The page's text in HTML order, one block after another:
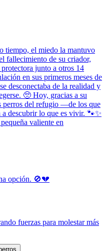
tiempo, el miedo la mantuvo
fallecimiento de su criador,
junto a otros 14
en sus primeros meses de
desconectaba de la realidad y
🥺 Hoy, gracias a su
perros del refugio —de los que
descubrir lo que es vivir. 🐾✨
valiente en
opción. 🚫💔
fuerzas para molestar más